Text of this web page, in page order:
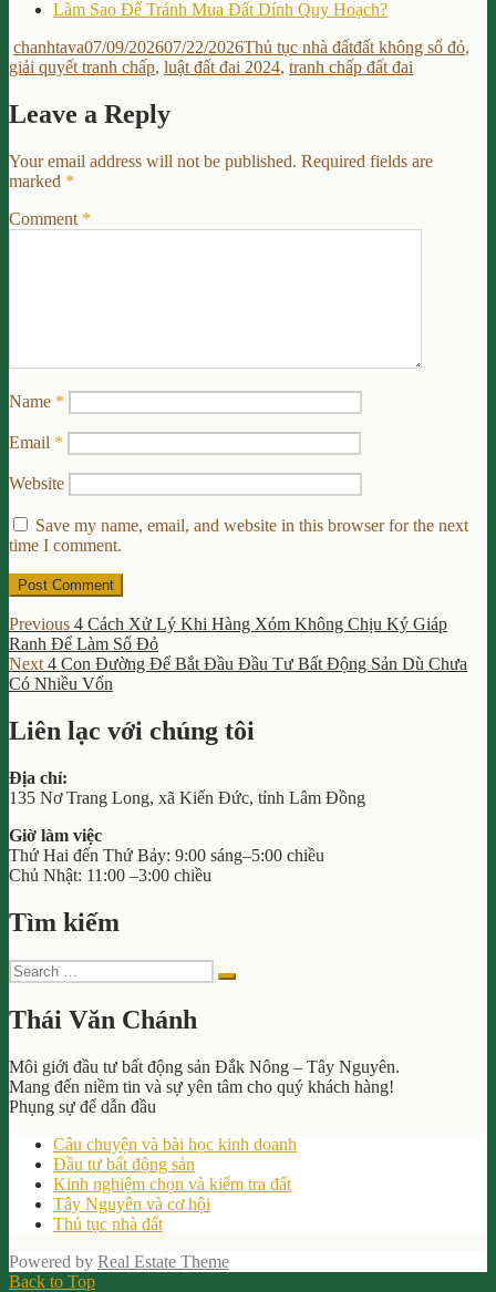
Làm Sao Để Tránh Mua Đất Dính Quy Hoạch?
Author
chanhtavaPosted
on
07/09/202607/22/2026Categories
Thủ tục nhà đấtTags
đất không sổ đỏ,
giải quyết tranh chấp, luật đất đai 2024, tranh chấp đất đai
Leave a Reply
Your email address will not be published. Required fields are
marked *
Comment *
Name *
Email *
Website
Save my name, email, and website in this browser for the next
time I comment.
Post
navigation
Previous Previous
post:
4 Cách Xử Lý Khi Hàng Xóm Không Chịu Ký Giáp
Ranh Để Làm Sổ Đỏ
Next Next
post:
4 Con Đường Để Bắt Đầu Đầu Tư Bất Động Sản Dù Chưa
Có Nhiều Vốn
Liên lạc với chúng tôi
Địa chỉ:
135 Nơ Trang Long, xã Kiến Đức, tỉnh Lâm Đồng
Giờ làm việc
Thứ Hai đến Thứ Bảy: 9:00 sáng–5:00 chiều
Chủ Nhật: 11:00 –3:00 chiều
Tìm kiếm
Search
for:
Search
Thái Văn Chánh
Môi giới đầu tư bất động sản Đắk Nông – Tây Nguyên.
Mang đến niềm tin và sự yên tâm cho quý khách hàng!
Phụng sự để dẫn đầu
Câu chuyện và bài học kinh doanh
Đầu tư bất động sản
Kinh nghiệm chọn và kiểm tra đất
Tây Nguyên và cơ hội
Thủ tục nhà đất
Powered by Real Estate Theme
Back to Top